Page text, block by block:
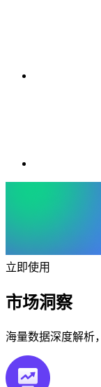
立即使用
市场洞察
海量数据深度解析